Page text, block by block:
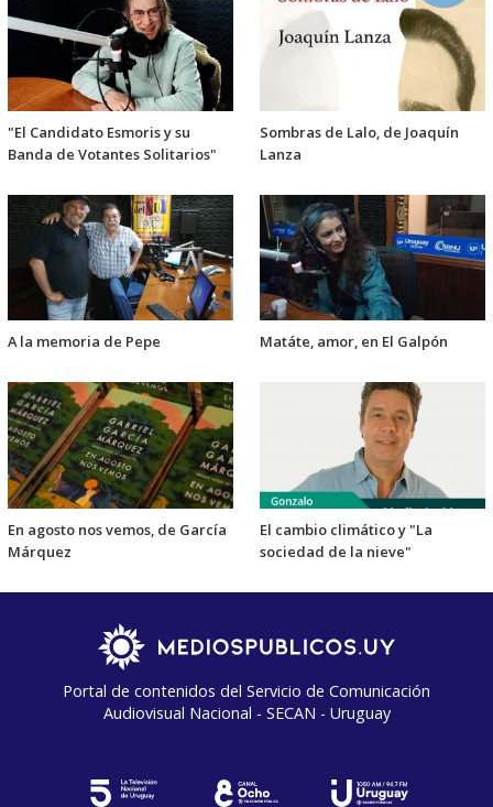
"El Candidato Esmoris y su
Banda de Votantes Solitarios"
Sombras de Lalo, de Joaquín
Lanza
A la memoria de Pepe Matáte, amor, en El Galpón
En agosto nos vemos, de García
Márquez
El cambio climático y "La
sociedad de la nieve"
Portal de contenidos del Servicio de Comunicación
Audiovisual Nacional - SECAN - Uruguay